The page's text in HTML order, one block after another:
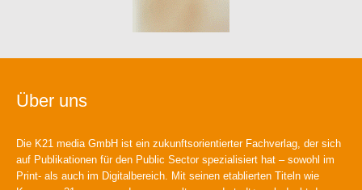
Über uns
Die K21 media GmbH ist ein zukunftsorientierter Fachverlag, der sich
auf Publikationen für den Public Sector spezialisiert hat – sowohl im
Print- als auch im Digitalbereich. Mit seinen etablierten Titeln wie